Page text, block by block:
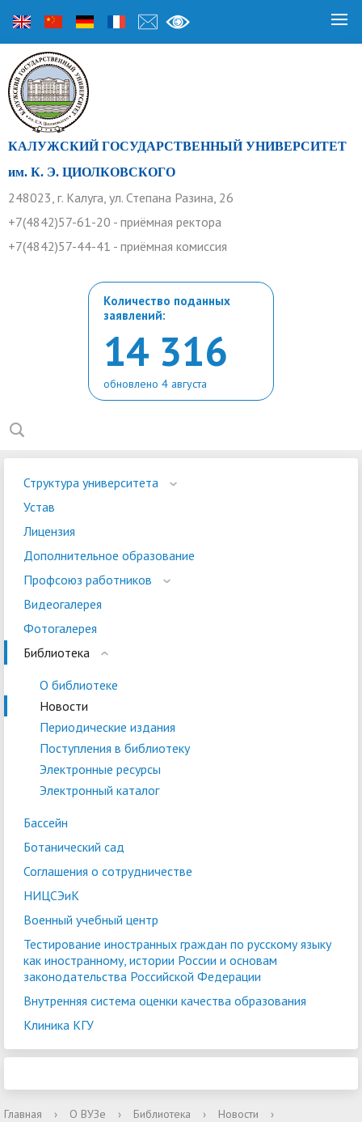
КАЛУЖСКИЙ ГОСУДАРСТВЕННЫЙ УНИВЕРСИТЕТ
им. К. Э. ЦИОЛКОВСКОГО
248023, г. Калуга, ул. Степана Разина, 26
+7(4842)57-61-20 - приёмная ректора
+7(4842)57-44-41 - приёмная комиссия
Количество поданных
заявлений:
14 316
обновлено 4 августа
Структура университета
Устав
Лицензия
Дополнительное образование
Профсоюз работников
Видеогалерея
Фотогалерея
Библиотека
О библиотеке
Новости
Периодические издания
Поступления в библиотеку
Электронные ресурсы
Электронный каталог
Бассейн
Ботанический сад
Соглашения о сотрудничестве
НИЦСЭиК
Военный учебный центр
Тестирование иностранных граждан по русскому языку
как иностранному, истории России и основам
законодательства Российской Федерации
Внутренняя система оценки качества образования
Клиника КГУ
Главная › О ВУЗе › Библиотека › Новости
›